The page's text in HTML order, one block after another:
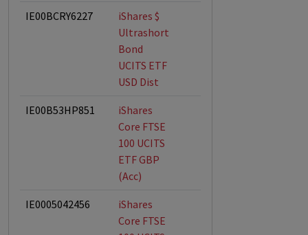
IE00BCRY6227
iShares $
Ultrashort
Bond
UCITS ETF
USD Dist
IE00B53HP851
iShares
Core FTSE
100 UCITS
ETF GBP
(Acc)
IE0005042456
iShares
Core FTSE